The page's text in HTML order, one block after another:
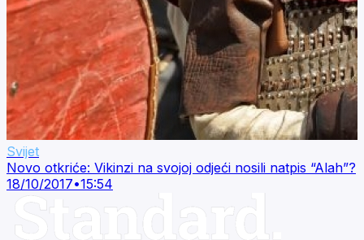
Svijet
Novo otkriće: Vikinzi na svojoj odjeći nosili natpis “Alah”?
18/10/2017•15:54